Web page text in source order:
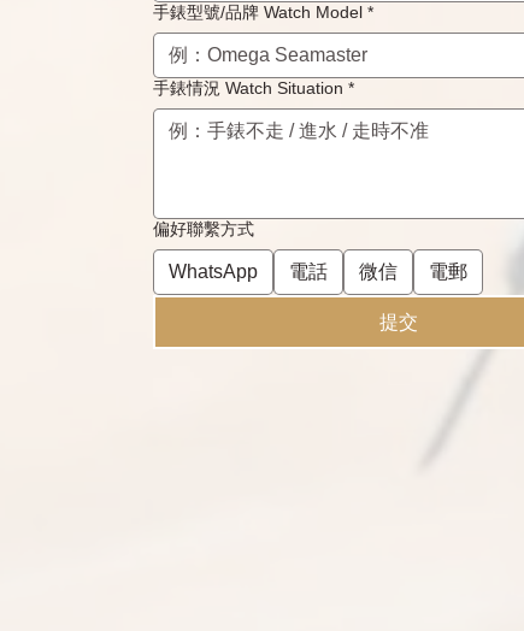
手錶型號/品牌 Watch Model *
手錶情況 Watch Situation *
偏好聯繫方式
WhatsApp 電話 微信 電郵
提交